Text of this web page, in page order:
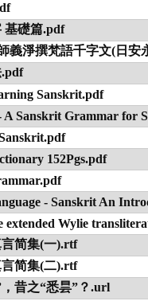
基礎篇.pdf
義淨撰梵語千字文(日安
Sanskrit.pdf
A Sanskrit Grammar for
152Pgs.pdf
- Sanskrit An
extended Wylie
简集(一).rtf
简集(二).rtf
昔之“悉昙”？.url